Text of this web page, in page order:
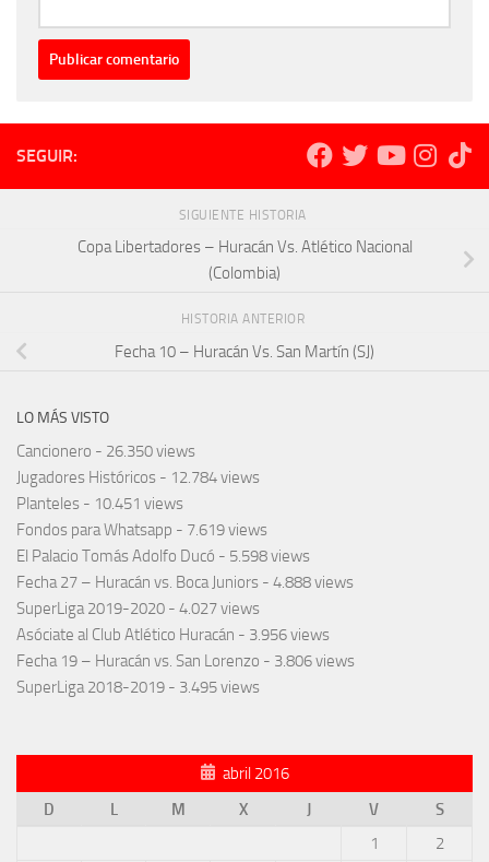
SEGUIR:
SIGUIENTE HISTORIA
Copa Libertadores – Huracán Vs. Atlético Nacional
(Colombia)
HISTORIA ANTERIOR
Fecha 10 – Huracán Vs. San Martín (SJ)
LO MÁS VISTO
Cancionero - 26.350 views
Jugadores Históricos - 12.784 views
Planteles - 10.451 views
Fondos para Whatsapp - 7.619 views
El Palacio Tomás Adolfo Ducó - 5.598 views
Fecha 27 – Huracán vs. Boca Juniors - 4.888 views
SuperLiga 2019-2020 - 4.027 views
Asóciate al Club Atlético Huracán - 3.956 views
Fecha 19 – Huracán vs. San Lorenzo - 3.806 views
SuperLiga 2018-2019 - 3.495 views
abril 2016
D
L M X J V
S
1
2